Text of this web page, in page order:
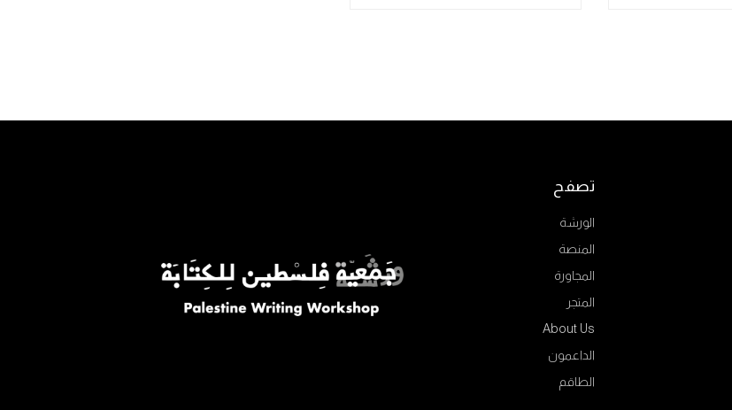
تصفح
الورشة
المنصة
المجاورة
المتجر
About Us
الداعمون
الطاقم